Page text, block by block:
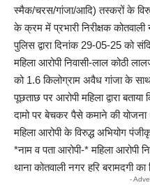
स्मैक/चरस/गांजा/आदि) तस्करों के
के क्रम में प्रभारी निरीक्षक कोतवाली
पुलिस द्वारा दिनांक 29-05-25 को
महिला आरोपी निवासी-लाल कोठी
को 1.6 किलोग्राम अवैध गांजा के
पूछताछ पर आरोपी महिला द्वारा
दामो पर बेचकर पैसे कमाने की योजना
महिला आरोपी के विरुद्ध अभियोग
*नाम व पता आरोपी-* महिला आरोपी
थाना कोतवाली नगर हरि बरामदगी का
-